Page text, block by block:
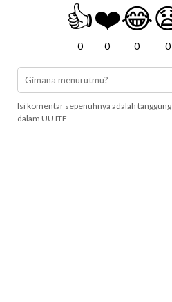
👍
0
❤️
0
😂
0 0
Isi komentar sepenuhnya adalah
dalam UU ITE